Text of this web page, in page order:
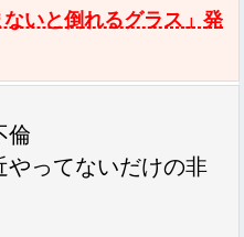
ないと倒れるグラス」発
倫
ってないだけの非